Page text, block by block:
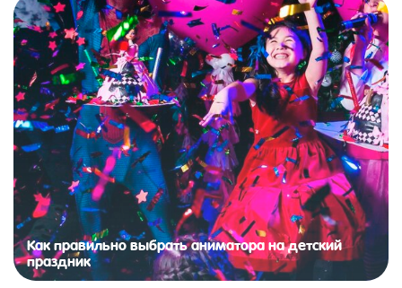
Как правильно выбрать аниматора на детский
праздник